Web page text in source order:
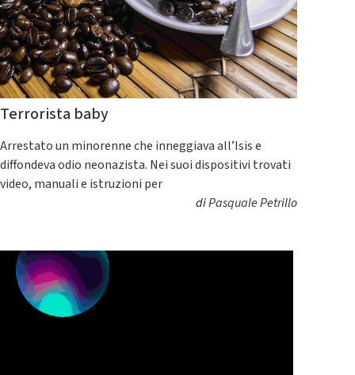
Terrorista baby
Arrestato un minorenne che inneggiava all’Isis e
diffondeva odio neonazista. Nei suoi dispositivi trovati
video, manuali e istruzioni per
diPasquale Petrillo